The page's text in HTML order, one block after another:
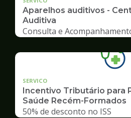
Aparelhos auditivos -
Auditiva
Consulta e
SERVICO
Incentivo Tributário para
Saúde Recém-Formados
50% de desconto no ISS